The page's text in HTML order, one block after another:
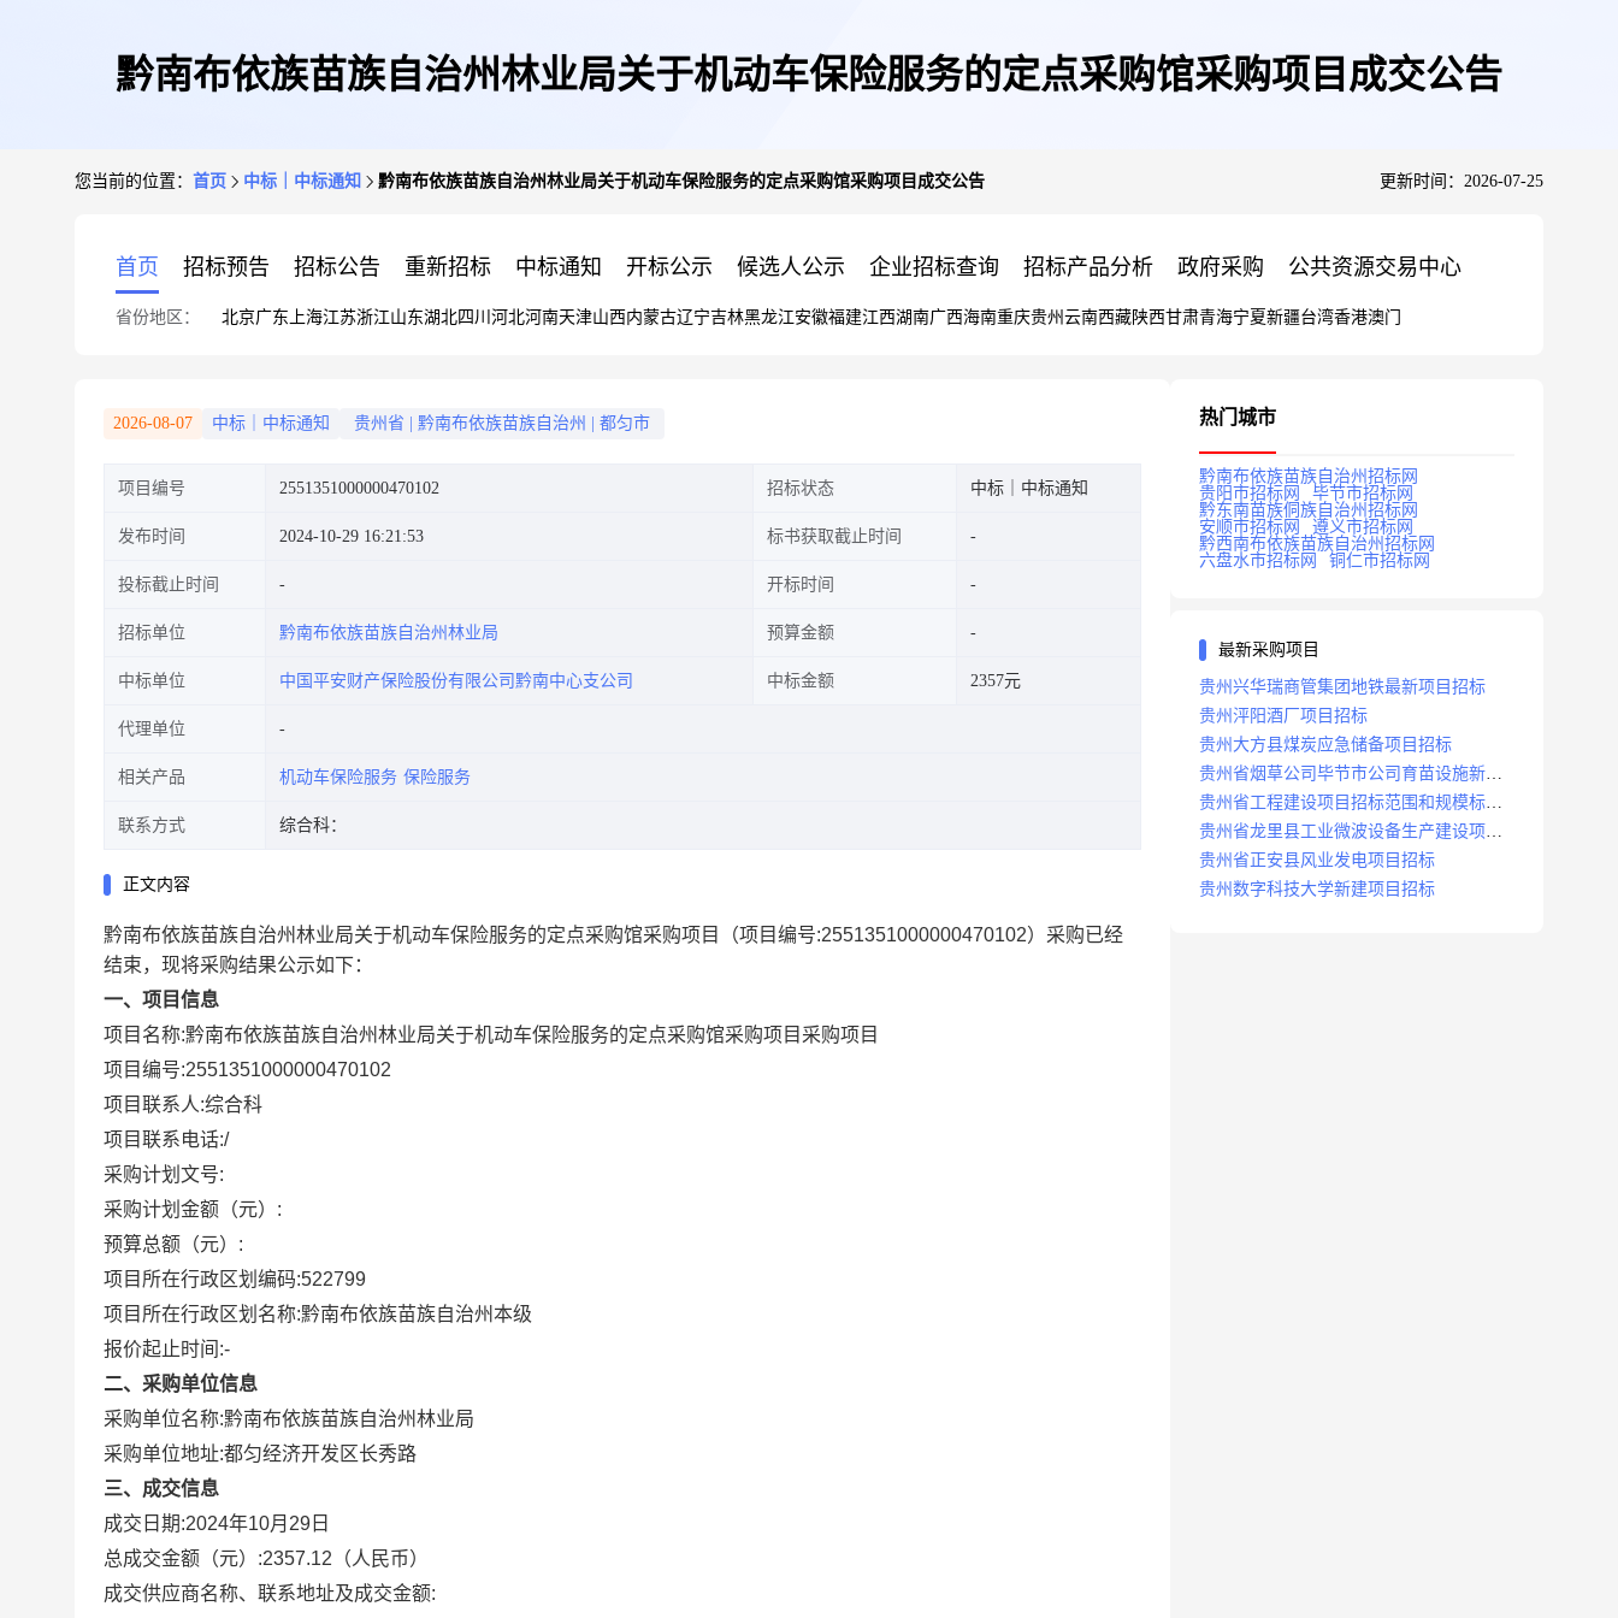
黔南布依族苗族自治州林业局关于机动车保险服务的定点采购馆采购项目成交公告
您当前的位置： 首页 中标｜中标通知 黔南布依族苗族自治州林业局关于机动车保险服务的定点采购馆采购项目成交公告 更新时间：2026-07-25
首页 招标预告 招标公告 重新招标 中标通知 开标公示 候选人公示 企业招标查询 招标产品分析 政府采购 公共资源交易中心
省份地区： 北京广东 上海江苏浙江山东湖北四川 河北河南天津山西内蒙古辽宁吉林黑龙江安徽福建江西湖南广西海南重庆贵州 云南西藏陕西甘肃青海宁夏新疆台湾香港澳门
2026-08-07 中标｜中标通知 贵州省 黔南布依族苗族自治州 都匀市
项目编号 2551351000000470102 招标状态 中标｜中标通知
发布时间 2024-10-29 16:21:53 标书获取截止时间
投标截止时间 开标时间
招标单位 黔南布依族苗族自治州林业局 预算金额
中标单位 中国平安财产保险股份有限公司黔南中心支公司 中标金额 2357元
代理单位
相关产品 机动车保险服务 保险服务
联系方式 综合科：
正文内容
黔南布依族苗族自治州林业局关于机动车保险服务的定点采购馆采购项目 （项目编号:2551351000000470102）采购已经
结束，现将采购结果公示如下：
一、项目信息
项目名称:黔南布依族苗族自治州林业局关于机动车保险服务的定点采购馆采购项目 采购项目
项目编号:2551351000000470102
项目联系人:综合科
项目联系电话:/
采购计划文号:
采购计划金额（元）:
预算总额（元）:
项目所在行政区划编码:522799
项目所在行政区划名称:黔南布依族苗族自治州本级
报价起止时间:-
二、采购单位信息
采购单位名称:黔南布依族苗族自治州林业局
采购单位地址:都匀经济开发区长秀路
三、成交信息
成交日期:2024年10月29日
总成交金额（元）:2357.12 （人民币）
成交供应商名称、联系地址及成交金额:
热门城市
黔南布依族苗族自治州招标网
贵阳市招标网
毕节市招标网
黔东南苗族侗族自治州招标网
安顺市招标网
遵义市招标网
黔西南布依族苗族自治州招标网
六盘水市招标网
铜仁市招标网
最新采购项目
贵州兴华瑞商管集团地铁最新项目招标
贵州泙阳酒厂项目招标
贵州大方县煤炭应急储备项目招标
贵州省烟草公司毕节市公司育苗设施新建
及修复项目招标公告
贵州省工程建设项目招标范围和规模标准
规定
贵州省龙里县工业微波设备生产建设项目
招标
贵州省正安县风业发电项目招标
贵州数字科技大学新建项目招标